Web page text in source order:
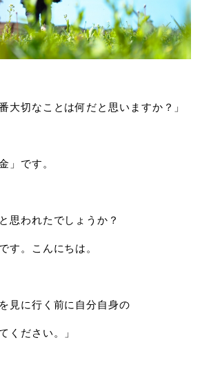
大切なことは何だと思いますか？」
」です。
思われたでしょうか？
。こんにちは。
見に行く前に自分自身の
ください。」